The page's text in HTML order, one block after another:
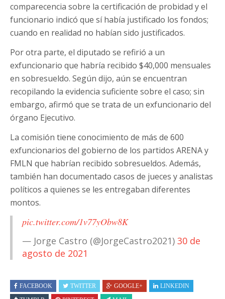
comparecencia sobre la certificación de probidad y el
funcionario indicó que sí había justificado los fondos;
cuando en realidad no habían sido justificados.
Por otra parte, el diputado se refirió a un
exfuncionario que habría recibido $40,000 mensuales
en sobresueldo. Según dijo, aún se encuentran
recopilando la evidencia suficiente sobre el caso; sin
embargo, afirmó que se trata de un exfuncionario del
órgano Ejecutivo.
La comisión tiene conocimiento de más de 600
exfuncionarios del gobierno de los partidos ARENA y
FMLN que habrían recibido sobresueldos. Además,
también han documentado casos de jueces y analistas
políticos a quienes se les entregaban diferentes
montos.
pic.twitter.com/1v77yObw8K
— Jorge Castro (@JorgeCastro2021) 30 de
agosto de 2021
FACEBOOK TWITTER GOOGLE+
LINKEDIN